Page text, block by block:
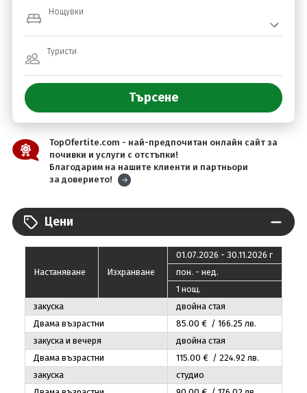
Нощувки
Туристи
TopOfertite.com - най-предпочитан онлайн сайт за
почивки и услуги с отстъпки!
Благодарим на нашите клиенти и партньори
за доверието!
Цени
Настаняване Изхранване
01.07.2026 - 30.11.2026 г
пон. - нед.
1 нощ.
закуска
двойна стая
Двама възрастни
85.00 € / 166.25 лв.
закуска и вечеря
двойна стая
Двама възрастни
115.00 € / 224.92лв.
закуска
студио